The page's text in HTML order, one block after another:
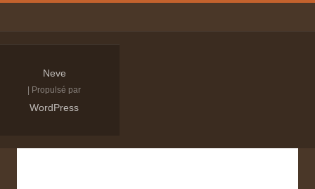
Neve
| Propulsé par
WordPress